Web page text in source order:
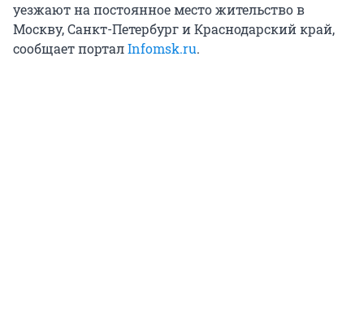
уезжают на постоянное место жительство в
Москву, Санкт-Петербург и Краснодарский край,
сообщает порталInfomsk.ru.